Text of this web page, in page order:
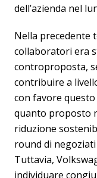
dell’azienda nel
Nella precedente
collaboratori era
controproposta,
contribuire a
con favore
quanto proposto
riduzione
round di
Tuttavia,
individuare